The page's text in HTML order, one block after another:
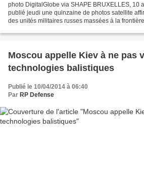
photo DigitalGlobe via SHAPE BRUXELLES, 10
publié jeudi une quinzaine de photos satellite
des unités militaires russes massées à la
Moscou appelle Kiev à ne pas
technologies balistiques
Publié le 10/04/2014 à 06:40
Par RP Defense